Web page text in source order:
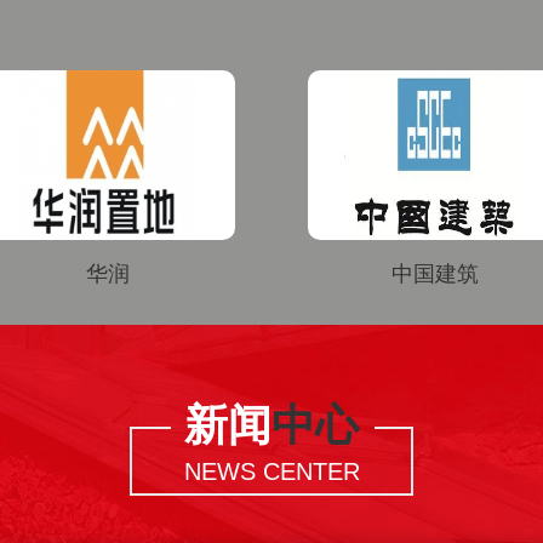
中国建筑 KFC
新闻中心
NEWS CENTER